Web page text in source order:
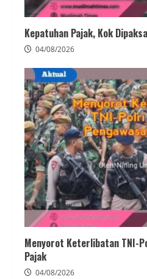
Kepatuhan Pajak, Kok
04/08/2026
Menyorot Keterlibatan TNI-
Pajak
04/08/2026